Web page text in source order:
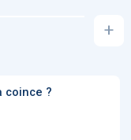
+
coince ?